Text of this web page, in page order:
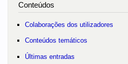
Conteúdos
Colaborações dos utilizadores
Conteúdos temáticos
Últimas entradas